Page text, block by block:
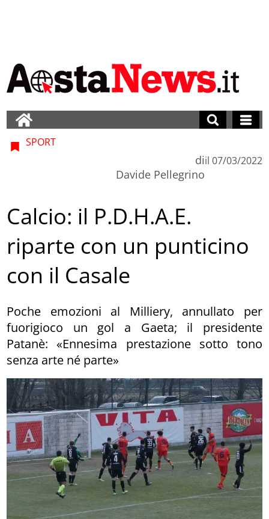
SPORT
di
Davide Pellegrino
il 07/03/2022
Calcio: il P.D.H.A.E.
riparte con un punticino
con il Casale
Poche emozioni al Milliery, annullato per
fuorigioco un gol a Gaeta; il presidente
Patanè: «Ennesima prestazione sotto tono
senza arte né parte»